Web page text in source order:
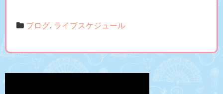
ブログ, ライブスケジュール